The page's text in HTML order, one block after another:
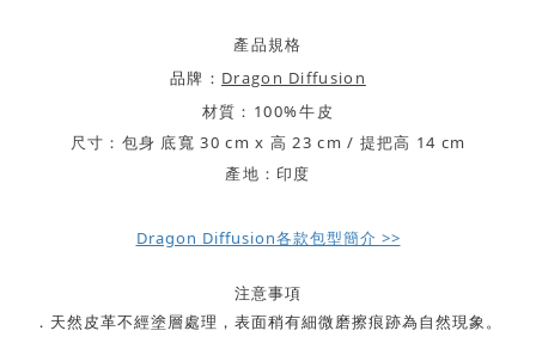
產品規格
品牌： Dragon Diffusion
材質： 100%牛皮
尺寸： 包身 底寬 30 cm x 高 23 cm / 提把高 14 cm
產地：印度
Dragon Diffusion各款包型簡介 >>
注意事項
．天然皮革不經塗層處理，表面稍有細微磨擦痕跡為自然現象。